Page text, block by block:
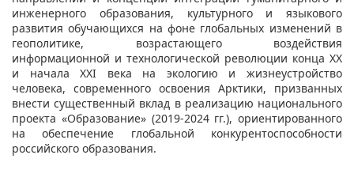
инженерного образования, культурного и языкового
развития обучающихся на фоне глобальных изменений в
геополитике, возрастающего воздействия
информационной и технологической революции конца XX
и начала XXI века на экологию и жизнеустройство
человека, современного освоения Арктики, призванных
внести существенный вклад в реализацию национального
проекта «Образование» (2019-2024 гг.), ориентированного
на обеспечение глобальной конкурентоспособности
российского образования.